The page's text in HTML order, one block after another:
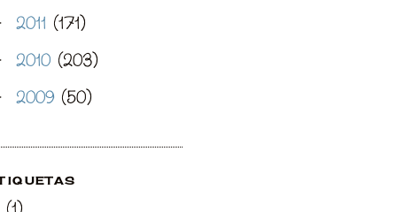
2011 (171)
2010 (203)
2009 (50)